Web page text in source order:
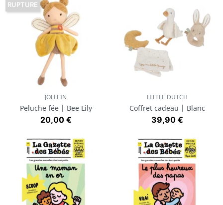
JOLLEIN
Peluche fée | Bee Lily
Prix
20,00 €
RUPTURE
LITTLE DUTCH
Coffret cadeau | Blanc
Prix
39,90 €